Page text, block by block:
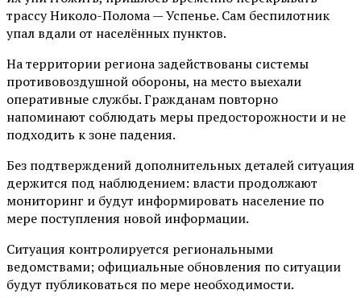
трассу Николо-Полома — Успенье. Сам беспилотник
упал вдали от населённых пунктов.
На территории региона задействованы системы
противовоздушной обороны, на место выехали
оперативные службы. Гражданам повторно
напоминают соблюдать меры предосторожности и не
подходить к зоне падения.
Без подтверждений дополнительных деталей ситуация
держится под наблюдением: власти продолжают
мониторинг и будут информировать население по
мере поступления новой информации.
Ситуация контролируется региональными
ведомствами; официальные обновления по ситуации
будут публиковаться по мере необходимости.